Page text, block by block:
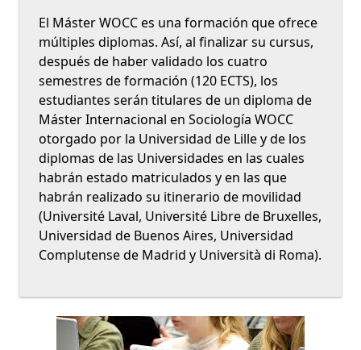
El Máster WOCC es una formación que ofrece
múltiples diplomas. Así, al finalizar su cursus,
después de haber validado los cuatro
semestres de formación (120 ECTS), los
estudiantes serán titulares de un diploma de
Máster Internacional en Sociología WOCC
otorgado por la Universidad de Lille y de los
diplomas de las Universidades en las cuales
habrán estado matriculados y en las que
habrán realizado su itinerario de movilidad
(Université Laval, Université Libre de Bruxelles,
Universidad de Buenos Aires, Universidad
Complutense de Madrid y Università di Roma).